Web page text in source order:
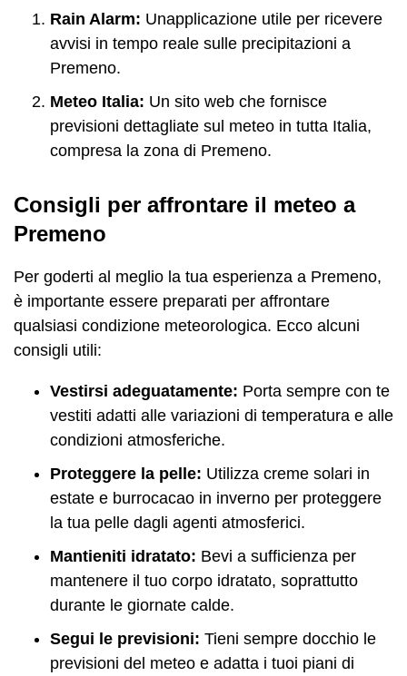
Rain Alarm: Unapplicazione utile per ricevere
avvisi in tempo reale sulle precipitazioni a
Premeno.
Meteo Italia: Un sito web che fornisce
previsioni dettagliate sul meteo in tutta Italia,
compresa la zona di Premeno.
Consigli per affrontare il meteo a
Premeno
Per goderti al meglio la tua esperienza a Premeno,
è importante essere preparati per affrontare
qualsiasi condizione meteorologica. Ecco alcuni
consigli utili:
Vestirsi adeguatamente: Porta sempre con te
vestiti adatti alle variazioni di temperatura e alle
condizioni atmosferiche.
Proteggere la pelle: Utilizza creme solari in
estate e burrocacao in inverno per proteggere
la tua pelle dagli agenti atmosferici.
Mantieniti idratato: Bevi a sufficienza per
mantenere il tuo corpo idratato, soprattutto
durante le giornate calde.
Segui le previsioni: Tieni sempre docchio le
previsioni del meteo e adatta i tuoi piani di